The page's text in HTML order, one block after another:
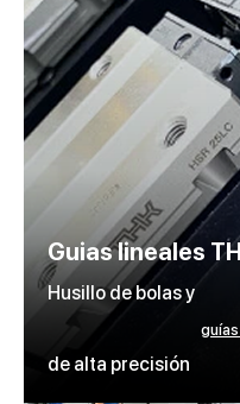
Guias lineales
Husillo de bolas y
de alta precisión